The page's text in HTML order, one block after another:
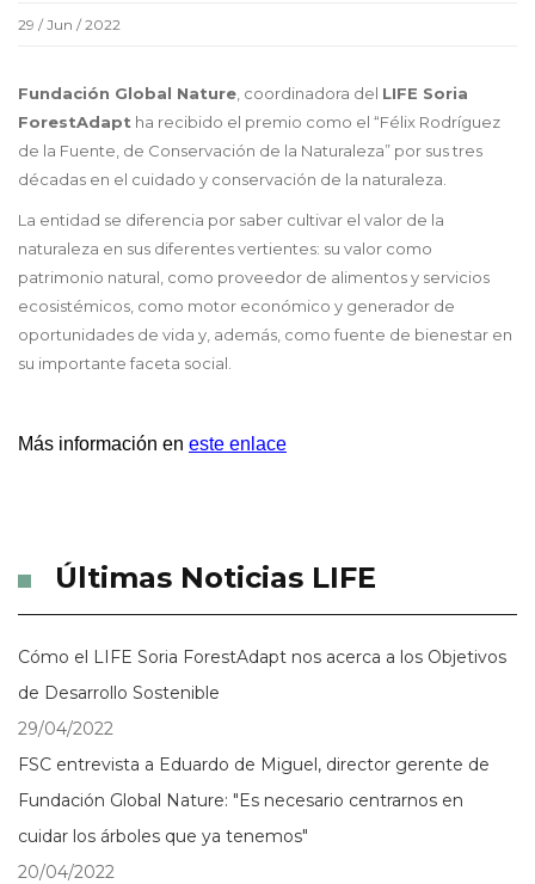
29 / Jun / 2022
Fundación Global Nature , coordinadora del LIFE Soria
ForestAdapt ha recibido el premio como el “Félix Rodríguez
de la Fuente, de Conservación de la Naturaleza” por sus tres
décadas en el cuidado y conservación de la naturaleza.
La entidad se diferencia por saber cultivar el valor de la
naturaleza en sus diferentes vertientes: su valor como
patrimonio natural, como proveedor de alimentos y servicios
ecosistémicos, como motor económico y generador de
oportunidades de vida y, además, como fuente de bienestar en
su importante faceta social.
Más información en este enlace
Últimas Noticias LIFE
Cómo el LIFE Soria ForestAdapt nos acerca a los Objetivos
de Desarrollo Sostenible
29/04/2022
FSC entrevista a Eduardo de Miguel, director gerente de
Fundación Global Nature: "Es necesario centrarnos en
cuidar los árboles que ya tenemos"
20/04/2022